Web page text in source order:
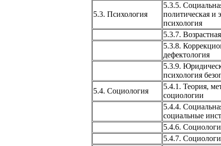
5.3. Психология
5.3.5.
политическая и
психология
5.3.7.
5.3.8.
дефектология
5.3.9.
психология
5.4. Социология
5.4.1. Теория,
социологии
5.4.4.
социальные
5.4.6.
5.4.7.